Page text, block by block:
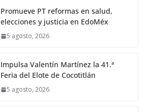
Promueve PT reformas en salud,
elecciones y justicia en EdoMéx
5 agosto, 2026
Impulsa Valentín Martínez la 41.ª
Feria del Elote de Cocotitlán
5 agosto, 2026